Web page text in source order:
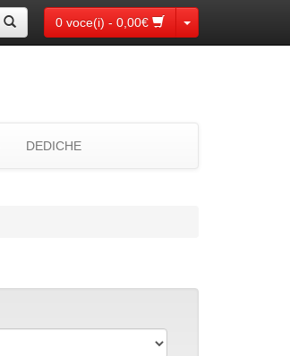
0 voce(i) - 0,00€ Toggle Dropdown
DEDICHE